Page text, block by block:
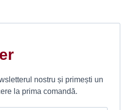
nostru și primești un
la prima comandă.